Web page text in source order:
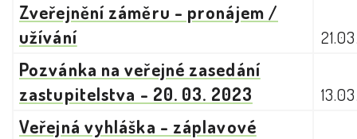
Zveřejnění záměru - pronájem /
užívání
Pozvánka na veřejné zasedání
zastupitelstva - 20. 03. 2023
Veřejná vyhláška - záplavové